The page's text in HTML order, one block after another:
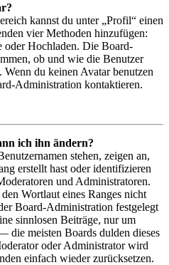
kannst du unter „Profil“ einen
vier Methoden hinzufügen:
oder Hochladen. Die Board-
ob und wie die Benutzer
Wenn du keinen Avatar benutzen
Administration kontaktieren.
ich ihn ändern?
stehen, zeigen an,
erstellt hast oder identifizieren
und Administratoren.
Wortlaut eines Ranges nicht
Board-Administration festgelegt
sinnlosen Beiträge, nur um
die meisten Boards dulden dieses
oder Administrator wird
einfach wieder zurücksetzen.